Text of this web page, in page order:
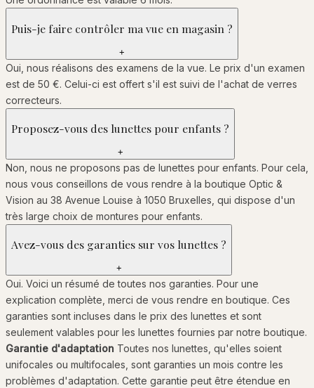
Puis-je faire contrôler ma vue en magasin ?
+
Oui, nous réalisons des examens de la vue. Le prix d'un examen
est de 50 €. Celui-ci est offert s'il est suivi de l'achat de verres
correcteurs.
Proposez-vous des lunettes pour enfants ?
+
Non, nous ne proposons pas de lunettes pour enfants. Pour cela,
nous vous conseillons de vous rendre à la boutique Optic &
Vision au 38 Avenue Louise à 1050 Bruxelles, qui dispose d'un
très large choix de montures pour enfants.
Avez-vous des garanties sur vos lunettes ?
+
Oui. Voici un résumé de toutes nos garanties. Pour une
explication complète, merci de vous rendre en boutique. Ces
garanties sont incluses dans le prix des lunettes et sont
seulement valables pour les lunettes fournies par notre boutique.
Garantie d'adaptation Toutes nos lunettes, qu'elles soient
unifocales ou multifocales, sont garanties un mois contre les
problèmes d'adaptation. Cette garantie peut être étendue en